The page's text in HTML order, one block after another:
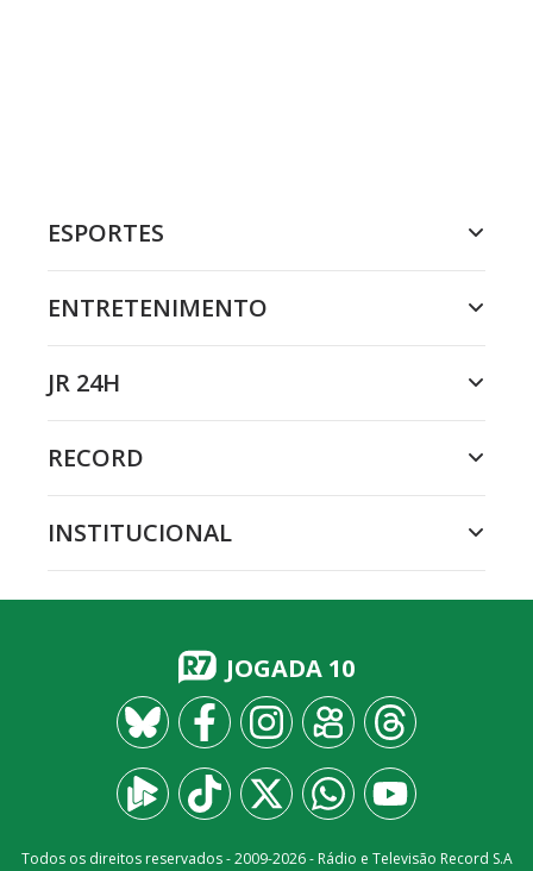
ESPORTES
ENTRETENIMENTO
JR 24H
RECORD
INSTITUCIONAL
JOGADA 10
Todos os direitos reservados - 2009-2026- Rádio e Televisão Record S.A